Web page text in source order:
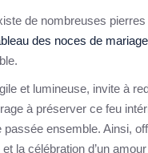
de nombreuses
des noces de mariage
et lumineuse, invite à
à préserver ce feu
passée ensemble. Ainsi,
la célébration d’un